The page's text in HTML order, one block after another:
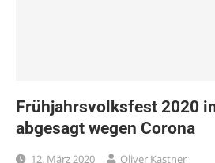
Frühjahrsvolksfest 2020
abgesagt wegen Corona
12. März 2020 Oliver Kastner